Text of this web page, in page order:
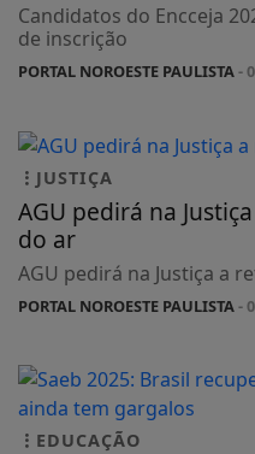
Candidatos do Encceja
de inscrição
PORTAL NOROESTE PAULISTA-
JUSTIÇA
AGU pedirá na
do ar
AGU pedirá na Justiça a
PORTAL NOROESTE PAULISTA-
EDUCAÇÃO